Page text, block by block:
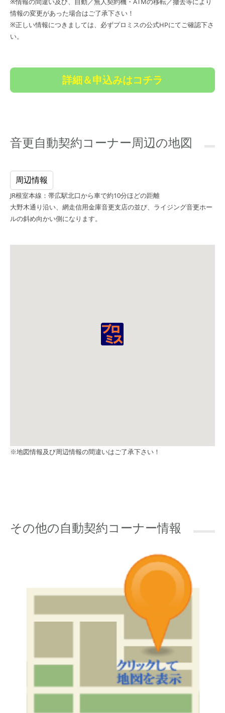
情報の変更があった場合はご了承下さい！
※正しい情報につきましては、必ずプロミスの公式HPにてご確認下さ
い。
詳細＆申込みはコチラ
音更自動契約コーナー周辺の地図
周辺情報
JR根室本線：帯広駅北口から車で約10分ほどの距離
大野木通り沿い、網走信用金庫音更支店の並び、ライジング音更ホー
ルの斜め向かい側になります。
※地図情報及び周辺情報の間違いはご了承下さい！
その他の自動契約コーナー情報